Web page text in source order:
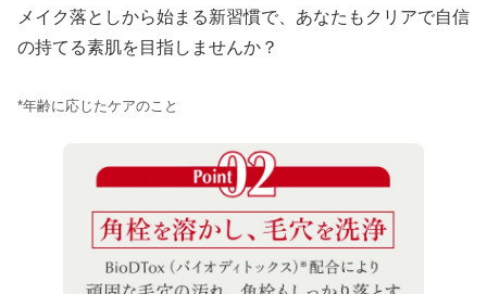
メイク落としから始まる新習慣で、あなたもクリアで自信
の持てる素肌を目指しませんか？
*年齢に応じたケアのこと